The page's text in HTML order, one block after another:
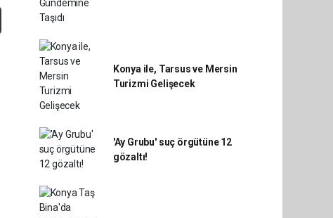
Konya ile, Tarsus ve Mersin
Turizmi Gelişecek
'Ay Grubu' suç örgütüne 12
gözaltı!